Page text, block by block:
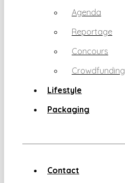
Agenda
Reportage
Concours
Crowdfunding
Lifestyle
Packaging
Contact